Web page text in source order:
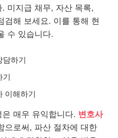
. 미지급 채무, 자산 목록,
검해 보세요. 이를 통해 현
수 있습니다.
담하기
기
이해하기
매우 유익합니다. 변호사
으로써, 파산 절차에 대한